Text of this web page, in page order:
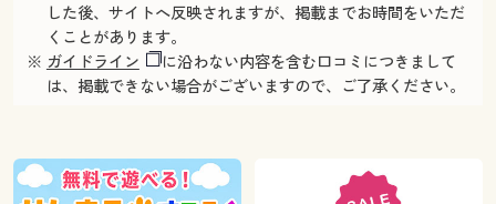
した後、サイトへ反映されますが、掲載までお時間をいただ
くことがあります。
※ ガイドライン
に沿わない内容を含む口コミにつきまして
は、掲載できない場合がございますので、ご了承ください。